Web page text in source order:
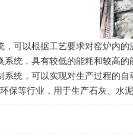
以根据工艺要求对窑炉内的
，具有较低的能耗和较高的
，可以实现对生产过程的自
等行业，用于生产石灰、水泥